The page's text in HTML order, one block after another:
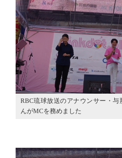
RBC琉球放送のアナウンサー・与
んがMCを務めました